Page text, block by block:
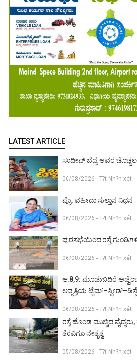
LATEST ARTICLE
ಸಂದೀಪ್ ಬೆದ್ರ ಅವರ
06/08/2026 - T?t Nh?n xét
ಪ್ರೊ. ವಹೀದಾ ಸುಲ್ತಾನ ನಿಧನ
06/08/2026 - T?t Nh?n xét
ಪುರಸಭೆಯಿಂದ ರಸ್ತೆ
06/08/2026 - T?t Nh?n xét
ಆ.8,9: ಮೂಡುಬಿದಿರೆ
ಆವೃತ್ತಿಯ
06/08/2026 - T?t Nh?n xét
ರಸ್ತೆ ಹೊಂಡ ಮುಚ್ಚಿದ
ತೆರವಿಗೂ ನೇತೃತ್ವ
05/08/2026 - T?t Nh?n xét